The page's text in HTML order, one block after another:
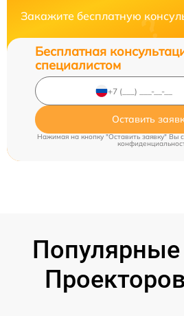
Закажите бесплатную
Бесплатная
специалистом
Оставить
Нажимая на кнопку "Оставить заявку" Вы